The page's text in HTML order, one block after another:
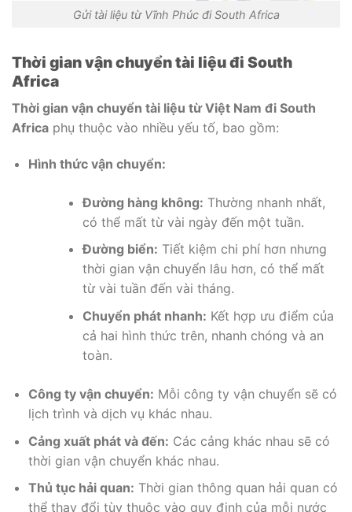
Gửi tài liệu từ Vĩnh Phúc đi South Africa
Thời gian vận chuyển tài liệu đi South
Africa
Thời gian vận chuyển tài liệu từ Việt Nam đi South
Africa phụ thuộc vào nhiều yếu tố, bao gồm:
Hình thức vận chuyển:
Đường hàng không: Thường nhanh nhất,
có thể mất từ vài ngày đến một tuần.
Đường biển: Tiết kiệm chi phí hơn nhưng
thời gian vận chuyển lâu hơn, có thể mất
từ vài tuần đến vài tháng.
Chuyển phát nhanh: Kết hợp ưu điểm của
cả hai hình thức trên, nhanh chóng và an
toàn.
Công ty vận chuyển: Mỗi công ty vận chuyển sẽ có
lịch trình và dịch vụ khác nhau.
Cảng xuất phát và đến: Các cảng khác nhau sẽ có
thời gian vận chuyển khác nhau.
Thủ tục hải quan: Thời gian thông quan hải quan có
thể thay đổi tùy thuộc vào quy định của mỗi nước